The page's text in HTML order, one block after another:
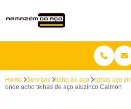
Home Serviços telha de aço
telhas aço
onde acho telhas de aço aluzinco Calmon